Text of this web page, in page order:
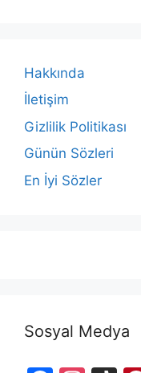
Hakkında
İletişim
Gizlilik Politikası
Günün Sözleri
En İyi Sözler
Sosyal Medya